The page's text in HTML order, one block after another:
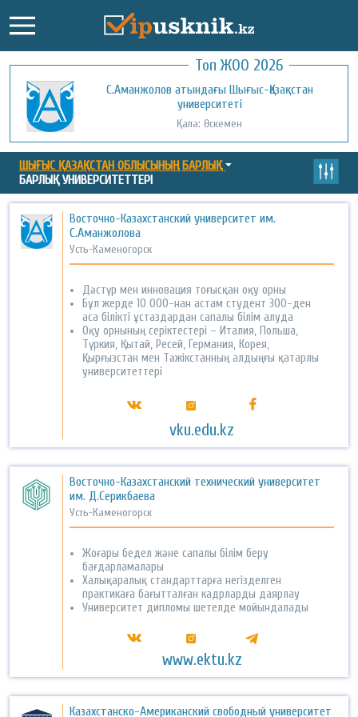
Топ ЖОО 2026
Қожа Ахмет Ясауи атындағы Халықаралық
қазақ-түрік университеті
Қала: Түркістан
Қызылорда ашық университеті
Қала: Қызылорда
С.Аманжолов атындағы Шығыс-Қазақстан
университеті
Қала: Өскемен
ШЫҒЫС ҚАЗАҚСТАН ОБЛЫСЫНЫҢ БАРЛЫҚ
БАРЛЫҚ УНИВЕРСИТЕТТЕРІ
Восточно-Казахстанский университет им.
С.Аманжолова
Усть-Каменогорск
Дәстүр мен инновация тоғысқан оқу орны
Бұл жерде 10 000-нан астам студент 300-ден
аса білікті ұстаздардан сапалы білім алуда
Оқу орнының серіктестері – Италия, Польша,
Түркия, Қытай, Ресей, Германия, Корея,
Қырғызстан мен Тәжікстанның алдыңғы қатарлы
университеттері
vku.edu.kz
Восточно-Казахстанский технический университет
им. Д.Серикбаева
Усть-Каменогорск
Жоғары бедел және сапалы білім беру
бағдарламалары
Халықаралық стандарттарға негізделген
практикаға бағытталған кадрларды даярлау
Университет дипломы шетелде мойындалады
www.ektu.kz
Казахстанско-Американский свободный университет